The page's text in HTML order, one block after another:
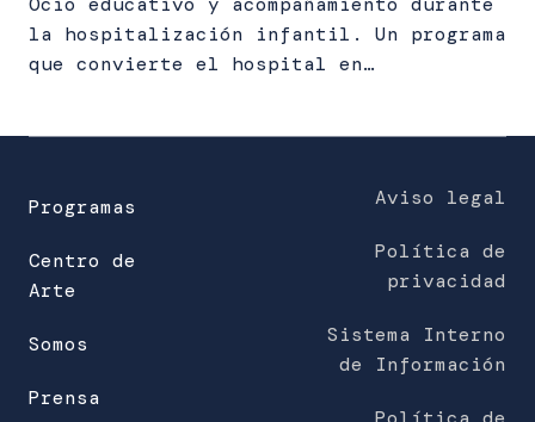
la hospitalización infantil. Un programa
que convierte el hospital en…
Programas
Centro de
Arte
Somos
Prensa
Aviso legal
Política de
privacidad
Sistema Interno
de Información